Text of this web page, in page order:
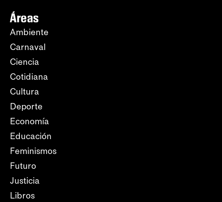
Áreas
Ambiente
Carnaval
Ciencia
Cotidiana
Cultura
Deporte
Economía
Educación
Feminismos
Futuro
Justicia
Libros